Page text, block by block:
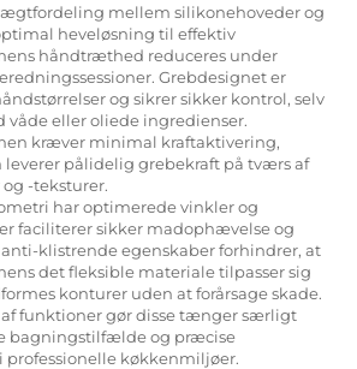
mellem silikonehoveder og
heveløsning til effektiv
håndtræthed reduceres under
Grebdesignet er
og sikrer sikker kontrol, selv
våde eller oliede ingredienser.
kræver minimal kraftaktivering,
pålidelig grebekraft på tværs af
-teksturer.
har optimerede vinkler og
faciliterer sikker madophævelse og
klistrende egenskaber forhindrer, at
det fleksible materiale tilpasser sig
konturer uden at forårsage skade.
funktioner gør disse tænger særligt
bagningstilfælde og præcise
køkkenmiljøer.